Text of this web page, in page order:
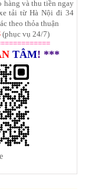
hàng và thu tiền ngay
tải từ Hà Nội đi 34
theo thỏa thuận
(phục vụ 24/7)
TÂM! ***